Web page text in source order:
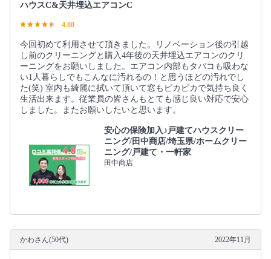
ハウスC&天井埋込エアコンC
4.80
今回初めて利用させて頂きました。リノベーション後の引越
し前のクリーニングと購入4年後の天井埋込エアコンのクリ
ーニングをお願いしました。エアコン内部もタバコも吸わな
い1人暮らしでもこんなに汚れるの！と思うほどの汚れでし
た(笑) 室内も綺麗に拭いて頂いて窓もピカピカで気持ち良く
生活出来ます。従業員の皆さんもとても感じ良い対応で安心
しました。またお願いしたいと思います。
安心の保険加入♪戸建てハウスクリー
ニング/田中商店/埼玉県/ホームクリー
ニング/戸建て・一軒家
田中商店
かわさん(50代) 2022年11月